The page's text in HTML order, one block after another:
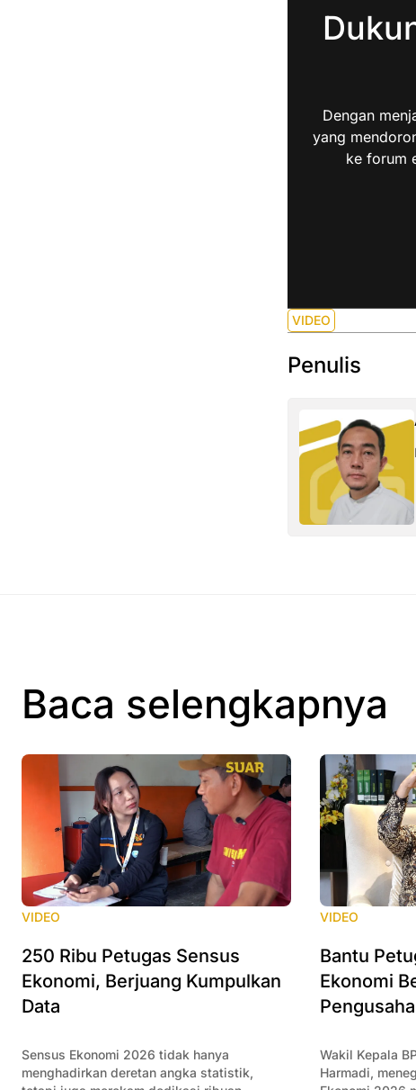
Dengan
yang
ke forum
VIDEO
Penulis
Baca selengkapnya
VIDEO
250 Ribu Petugas Sensus
Ekonomi, Berjuang Kumpulkan
Data
Sensus Ekonomi 2026 tidak hanya
menghadirkan deretan angka statistik,
VIDEO
Bantu
Ekonomi
Wakil Kepala
Harmadi,